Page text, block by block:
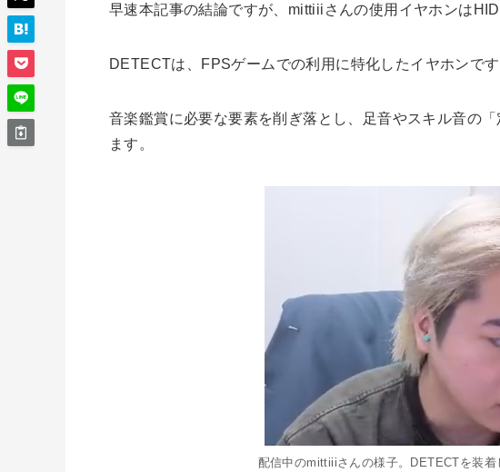
早速本記事の結論ですが、mittiiiさんの使用イヤホンは
DETECTは、FPSゲームでの利用に特化したイヤホンです
音楽鑑賞に必要な要素を削ぎ落とし、足音やスキル音の
ます。
配信中のmittiiiさんの様子。DETECTを装着